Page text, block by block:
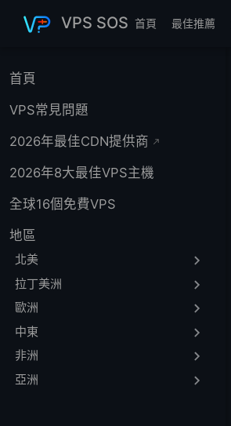
VPS SOS 首頁 最佳推薦
首頁
VPS常見問題
2026年最佳CDN提供商
2026年8大最佳VPS主機
全球16個免費VPS
地區
北美
拉丁美洲
歐洲
中東
非洲
亞洲